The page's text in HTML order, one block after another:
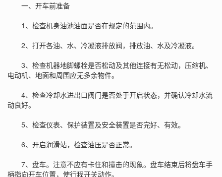
一、开车前准备
1、检查机身油池油面是否在规定的范围内。
2、打开各油、水、冷凝液排放阀，排放油、水及冷凝液。
3、检查机器地脚螺栓是否松动及其他连接有无松动，压缩机、
电动机、地面和周围应无多余物件。
4、检查冷却水进出口阀门是否处于开启状态，并确认冷却水流
动良好。
5、检查仪表、保护装置及安全装置是否完好、有效。
6、开启润滑站，检查油压是否正常。
7、盘车。注意不应有卡住和撞击的现象。盘车结束后将盘车手
柄指向开车位置，使行程开关动作。